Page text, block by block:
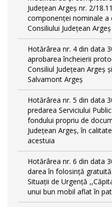
Județean Argeș nr. 2/
componenței nominale a
Consiliului Județean Argeș
Hotărârea nr. 4 din data
aprobarea încheierii
Consiliul Județean Argeș
Salvamont Argeș
Hotărârea nr. 5 din data
predarea Serviciului
fondului propriu de
Județean Argeș, în
acestuia
Hotărârea nr. 6 din data
darea în folosință
Situații de Urgență
unui bun mobil aflat în